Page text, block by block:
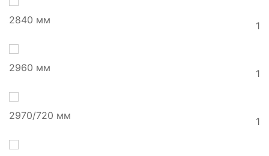
2840 мм 1
2960 мм 1
2970/720 мм 1